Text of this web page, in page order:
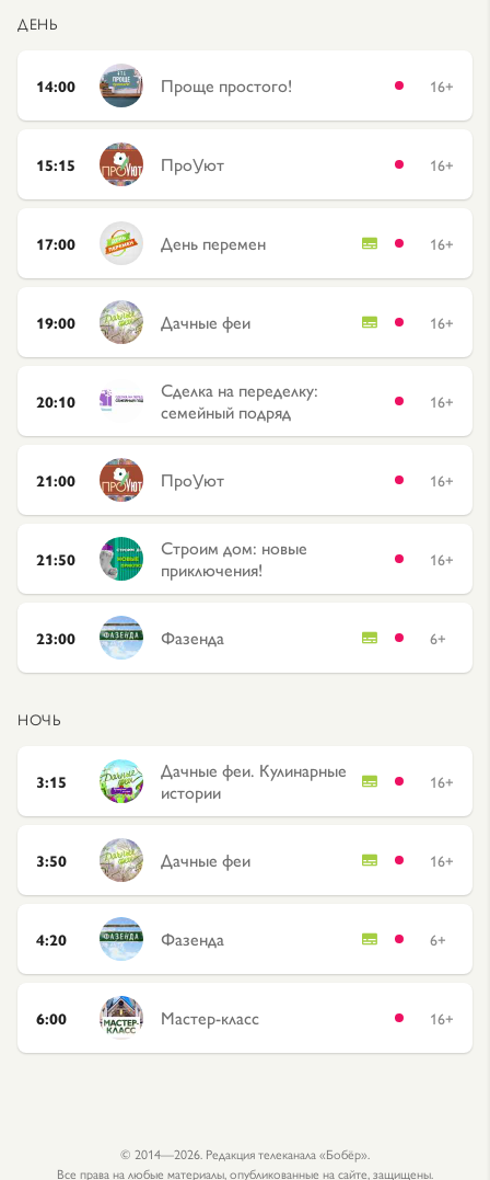
ДЕНЬ
14:00 Проще простого! 16+
15:15 ПроУют 16+
17:00 День перемен 16+
19:00 Дачные феи 16+
20:10
Сделка на переделку:
семейный подряд
16+
21:00 ПроУют 16+
21:50
Строим дом: новые
приключения!
16+
23:00 Фазенда 6+
НОЧЬ
3:15
Дачные феи. Кулинарные
истории
16+
3:50 Дачные феи 16+
4:20 Фазенда 6+
6:00 Мастер-класс 16+
© 2014—2026. Редакция телеканала «Бобёр».
Все права на любые материалы, опубликованные на сайте, защищены.